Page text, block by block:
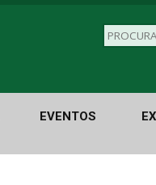
EVENTOS